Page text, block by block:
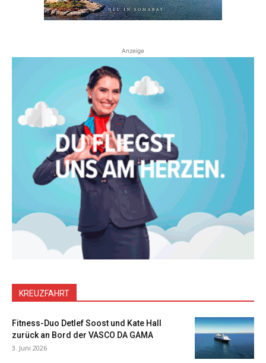
Anzeige
KREUZFAHRT
Fitness-Duo Detlef Soost und Kate Hall
zurück an Bord der VASCO DA GAMA
3. Juni 2026